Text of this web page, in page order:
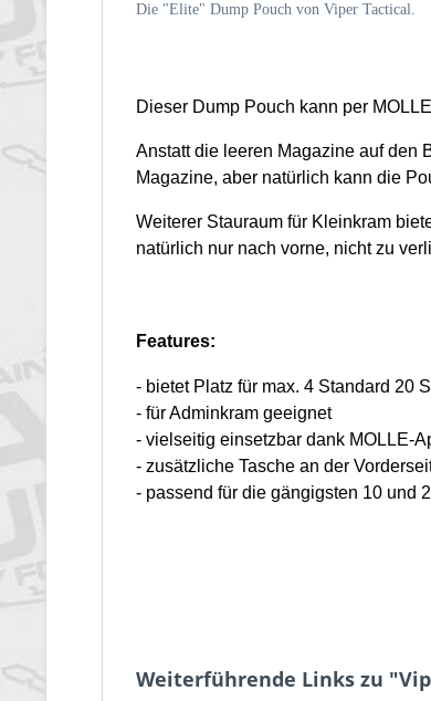
Die "Elite" Dump Pouch von Viper Tactical.
Dieser Dump Pouch kann per
Anstatt die leeren Magazine auf den
Magazine, aber natürlich kann die
Weiterer Stauraum für Kleinkram
natürlich nur nach vorne, nicht zu
Features:
- bietet Platz für max. 4 Standard 20
- für Adminkram geeignet
- vielseitig einsetzbar dank MOLLE-
- zusätzliche Tasche an der
- passend für die gängigsten 10 und
Weiterführende Links zu